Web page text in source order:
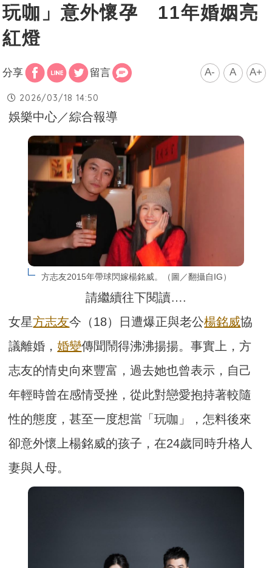
玩咖」意外懷孕 11年婚姻亮
紅燈
分享 留言 A- A A+
2026/03/18 14:50
娛樂中心／綜合報導
方志友2015年帶球閃嫁楊銘威。（圖／翻攝自IG）
請繼續往下閱讀….
女星方志友今（18）日遭爆正與老公楊銘威協
議離婚，婚變傳聞鬧得沸沸揚揚。事實上，方
志友的情史向來豐富，過去她也曾表示，自己
年輕時曾在感情受挫，從此對戀愛抱持著較隨
性的態度，甚至一度想當「玩咖」，怎料後來
卻意外懷上楊銘威的孩子，在24歲同時升格人
妻與人母。